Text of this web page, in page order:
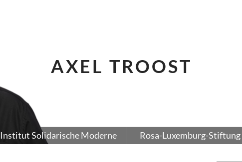
AXEL TROOST
Institut Solidarische Moderne Rosa-Luxemburg-Stiftung